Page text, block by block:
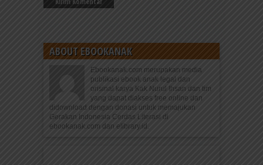
ABOUT EBOOKANAK
Ebookanak.com merupakan media
publikasi ebook anak legal dan
orisinal karya Kak Nurul Ihsan dan tim
yang dapat diakses free online dan
didownload dengan donasi untuk memajukan
Gerakan Indonesia Cerdas Literasi di
ebookanak.com dan elibrary.id.